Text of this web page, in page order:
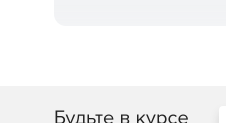
Будьте в курсе